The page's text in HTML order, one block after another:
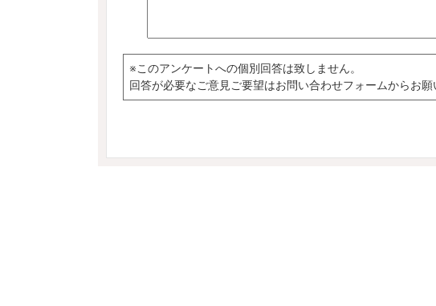
※このアンケートへの個別回答は致しません。
回答が必要なご意見ご要望はお問い合わせフォームからお願